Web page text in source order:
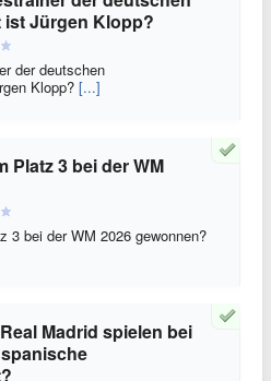
Jürgen Klopp?
der deutschen
Klopp? [...]
Platz 3 bei der WM
3 bei der WM 2026 gewonnen?
Madrid spielen bei